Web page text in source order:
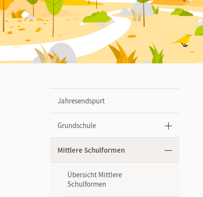
Jahresendspurt
Grundschule
Mittlere Schulformen
Übersicht Mittlere
Schulformen